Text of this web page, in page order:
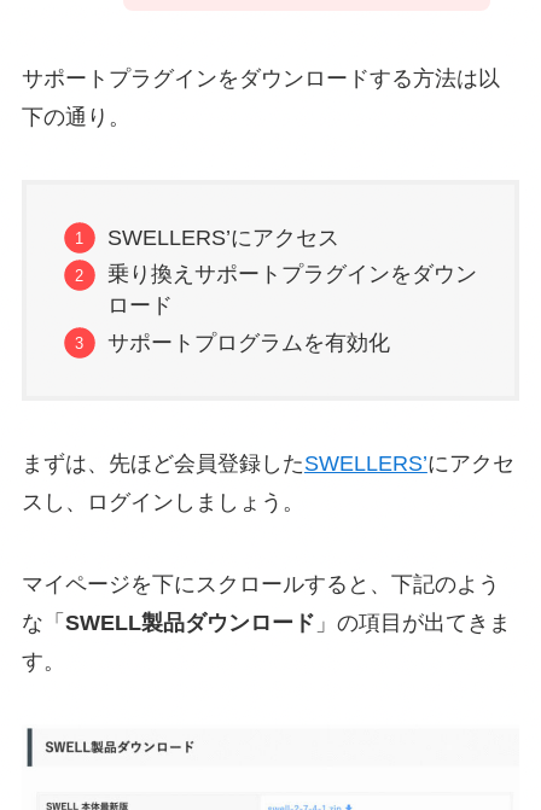
サポートプラグインをダウンロードする方法は以
下の通り。
SWELLERS’にアクセス
乗り換えサポートプラグインをダウン
ロード
サポートプログラムを有効化
まずは、先ほど会員登録したSWELLERS’にアクセ
スし、ログインしましょう。
マイページを下にスクロールすると、下記のよう
な「 SWELL製品ダウンロード 」の項目が出てきま
す。